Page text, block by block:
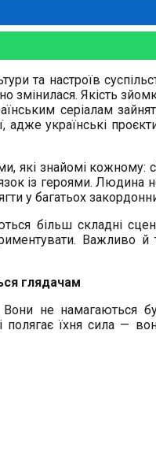
та настроїв
змінилася. Якість
серіалам
українські
які знайомі кожному:
із героями. Людина
у багатьох
більш складні
Важливо
глядачам
Вони не намагаються
їхня сила —